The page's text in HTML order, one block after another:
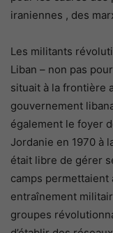
iraniennes , des
Les militants
Liban – non pas
situait à la frontière
gouvernement
également le foyer
Jordanie en 1970 à
était libre de gérer
camps permettaient
entraînement
groupes